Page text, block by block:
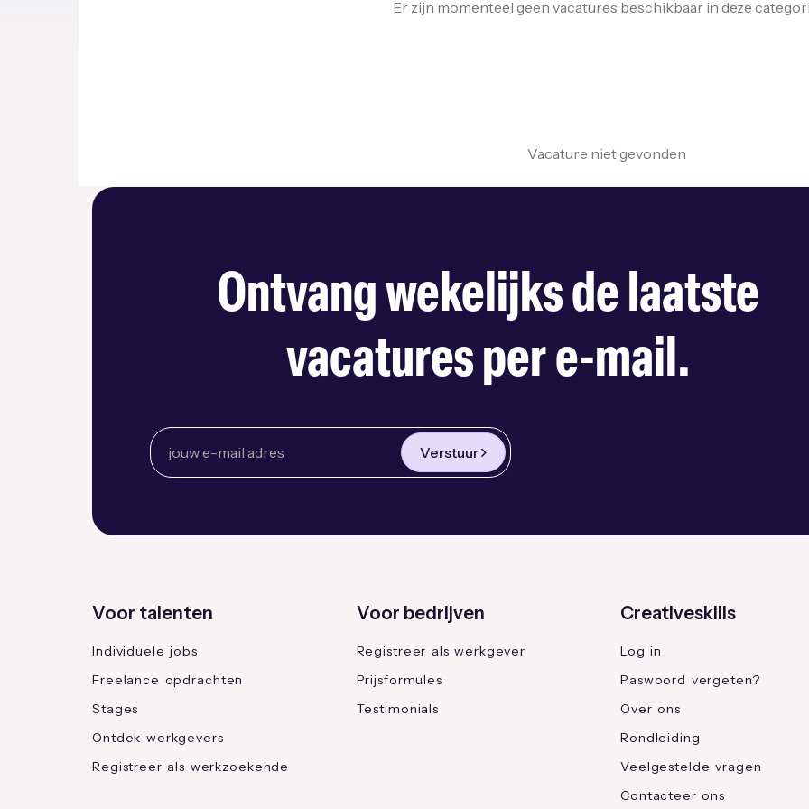
Er zijn momenteel geen vacatures beschikbaar in deze
Vacature niet gevonden
Ontvang wekelijks de laatste
vacatures per e-mail.
Verstuur
Voor talenten
Individuele jobs
Freelance opdrachten
Stages
Ontdek werkgevers
Registreer als werkzoekende
Voor bedrijven
Registreer als werkgever
Prijsformules
Testimonials
Creativeskills
Log in
Paswoord vergeten?
Over ons
Rondleiding
Veelgestelde vragen
Contacteer ons